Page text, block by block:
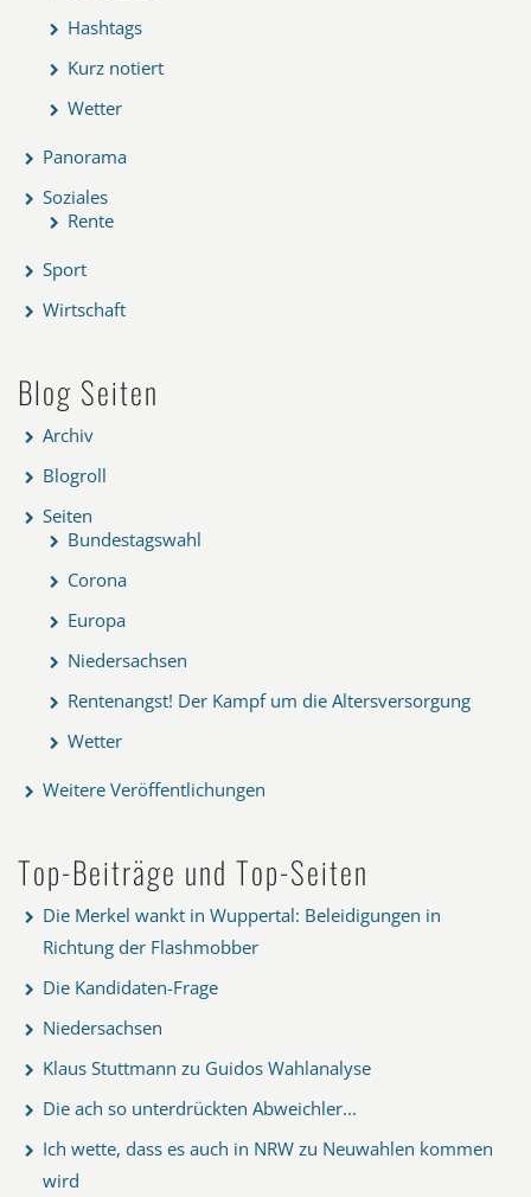
Hashtags
Kurz notiert
Wetter
Panorama
Soziales
Rente
Sport
Wirtschaft
Blog Seiten
Archiv
Blogroll
Seiten
Bundestagswahl
Corona
Europa
Niedersachsen
Rentenangst! Der Kampf um die Altersversorgung
Wetter
Weitere Veröffentlichungen
Top-Beiträge und Top-Seiten
Die Merkel wankt in Wuppertal: Beleidigungen in
Richtung der Flashmobber
Die Kandidaten-Frage
Niedersachsen
Klaus Stuttmann zu Guidos Wahlanalyse
Die ach so unterdrückten Abweichler...
Ich wette, dass es auch in NRW zu Neuwahlen kommen
wird